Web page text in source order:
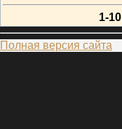
1-10
Полная версия сайта